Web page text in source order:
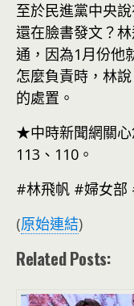
至於民進黨中央
還在臉書發文？
通，因為1月份他
怎麼負責時，林
的處置。
★中時新聞網關心
113、110。
#林飛帆 #婦女
(原始連結)
Related Posts: